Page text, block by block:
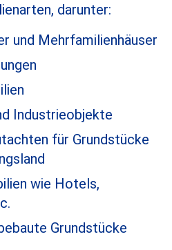
darunter:
und Mehrfamilienhäuser
Industrieobjekte
für Grundstücke
wie Hotels,
Grundstücke